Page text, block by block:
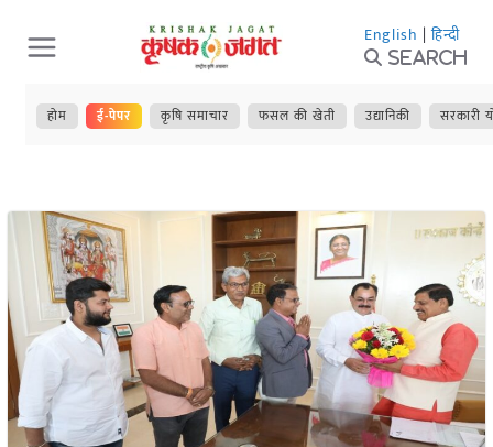
Skip
to
content
English | हिन्दी
Search
होम ई-पेपर कृषि समाचार फसल की खेती उद्यानिकी सरकारी